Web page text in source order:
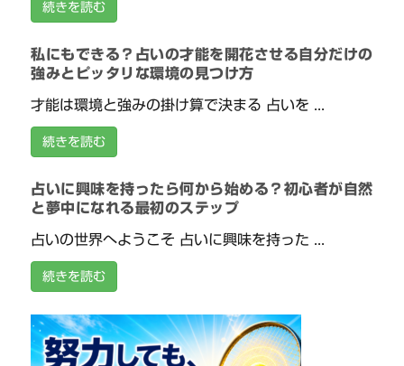
続きを読む
私にもできる？占いの才能を開花させる自分だけの
強みとピッタリな環境の見つけ方
才能は環境と強みの掛け算で決まる 占いを ...
続きを読む
占いに興味を持ったら何から始める？初心者が自然
と夢中になれる最初のステップ
占いの世界へようこそ 占いに興味を持った ...
続きを読む